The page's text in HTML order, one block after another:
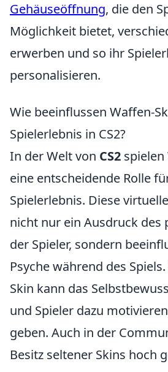
Gehäuseöffnung, die den
Möglichkeit bietet,
erwerben und so ihr
personalisieren.
Wie beeinflussen Waffen-
Spielerlebnis in CS2?
In der Welt von CS2 spielen
eine entscheidende Rolle
Spielerlebnis. Diese
nicht nur ein Ausdruck des
der Spieler, sondern
Psyche während des
Skin kann das
und Spieler dazu
geben. Auch in der
Besitz seltener Skins hoch